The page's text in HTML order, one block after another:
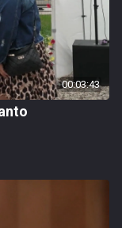
00:03:43